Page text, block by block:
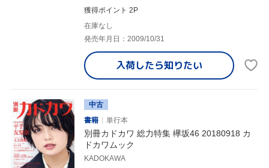
獲得ポイント 2P
在庫なし
発売年月日：2009/10/31
入荷したら知りたい
中古
書籍
単行本
別冊カドカワ 総力特集 欅坂46 20180918 カ
ドカワムック
KADOKAWA